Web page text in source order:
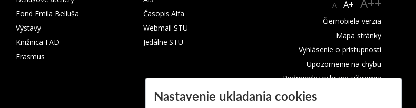
Fond Emila Belluša
Výstavy
Knižnica FAD
Erasmus
Časopis Alfa
Webmail STU
Jedálne STU
A A+
Čiernobiela verzia
Mapa stránky
Vyhlásenie o prístupnosti
Upozornenie na chybu
Podmienky ochrany súkromia
Nastavenie ukladania cookies